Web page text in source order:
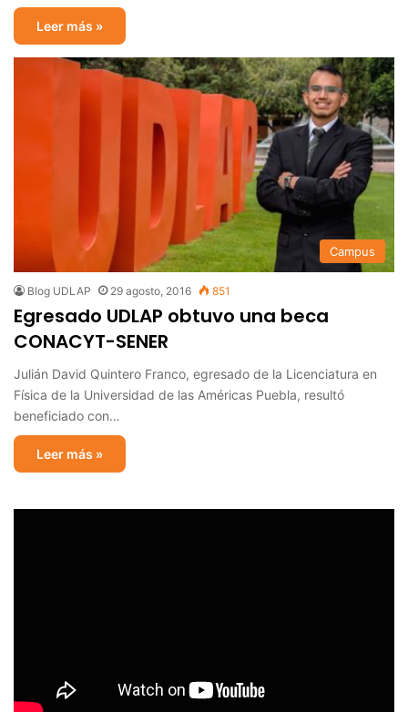
Leer más »
Campus
Blog UDLAP 29 agosto, 2016 851
Egresado UDLAP obtuvo una beca
CONACYT-SENER
Julián David Quintero Franco, egresado de la Licenciatura en
Física de la Universidad de las Américas Puebla, resultó
beneficiado con…
Leer más »